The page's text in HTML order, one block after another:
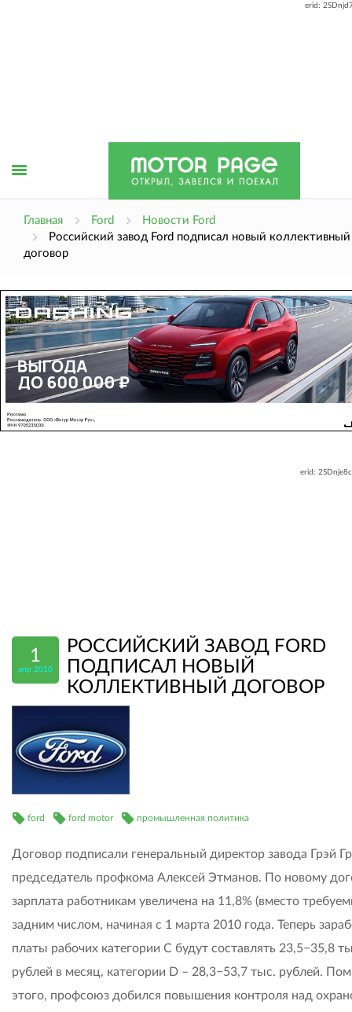
erid:
Главная Ford
Новости Ford
Российский завод Ford подписал новый коллективный
договор
erid:
1
апр 2010
РОССИЙСКИЙ ЗАВОД FORD
ПОДПИСАЛ НОВЫЙ
КОЛЛЕКТИВНЫЙ ДОГОВОР
ford ford motor промышленная политика
Договор подписали генеральный директор завода Грэй
председатель профкома Алексей Этманов. По новому
зарплата работникам увеличена на 11,8% (вместо
задним числом, начиная с 1 марта 2010 года. Теперь
платы рабочих категории C будут составлять 23,5−35,8
рублей в месяц, категории D – 28,3−53,7 тыс. рублей.
этого, профсоюз добился повышения контроля над